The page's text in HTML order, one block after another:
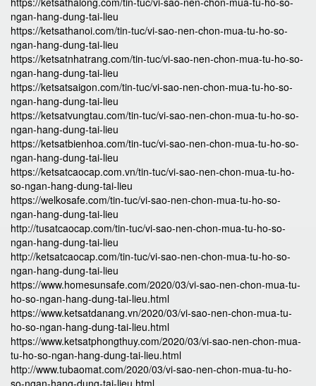
ngan-hang-dung-tai-lieu
https://ketsathanoi.com/tin-tuc/vi-sao-nen-chon-mua-tu-ho-so-
ngan-hang-dung-tai-lieu
https://ketsatnhatrang.com/tin-tuc/vi-sao-nen-chon-mua-tu-ho-so-
ngan-hang-dung-tai-lieu
https://ketsatsaigon.com/tin-tuc/vi-sao-nen-chon-mua-tu-ho-so-
ngan-hang-dung-tai-lieu
https://ketsatvungtau.com/tin-tuc/vi-sao-nen-chon-mua-tu-ho-so-
ngan-hang-dung-tai-lieu
https://ketsatbienhoa.com/tin-tuc/vi-sao-nen-chon-mua-tu-ho-so-
ngan-hang-dung-tai-lieu
https://ketsatcaocap.com.vn/tin-tuc/vi-sao-nen-chon-mua-tu-ho-
so-ngan-hang-dung-tai-lieu
https://welkosafe.com/tin-tuc/vi-sao-nen-chon-mua-tu-ho-so-
ngan-hang-dung-tai-lieu
http://tusatcaocap.com/tin-tuc/vi-sao-nen-chon-mua-tu-ho-so-
ngan-hang-dung-tai-lieu
http://ketsatcaocap.com/tin-tuc/vi-sao-nen-chon-mua-tu-ho-so-
ngan-hang-dung-tai-lieu
https://www.homesunsafe.com/2020/03/vi-sao-nen-chon-mua-tu-
ho-so-ngan-hang-dung-tai-lieu.html
https://www.ketsatdanang.vn/2020/03/vi-sao-nen-chon-mua-tu-
ho-so-ngan-hang-dung-tai-lieu.html
https://www.ketsatphongthuy.com/2020/03/vi-sao-nen-chon-mua-
tu-ho-so-ngan-hang-dung-tai-lieu.html
http://www.tubaomat.com/2020/03/vi-sao-nen-chon-mua-tu-ho-
so-ngan-hang-dung-tai-lieu.html